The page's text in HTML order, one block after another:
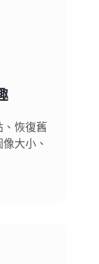
、恢復舊
大小、